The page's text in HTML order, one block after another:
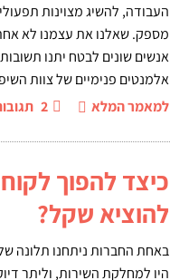
העבודה, להשיג מצוינות
מספק. שאלנו את עצמנו לא
אנשים שונים לבטח יתנו תשובות
אלמנטים פנימיים של צוות
למאמר המלא
2
כיצד להפוך
להוציא שקל?
באחת החברות ניתחנו תלונה
היו למחלקת השירות, וליתר